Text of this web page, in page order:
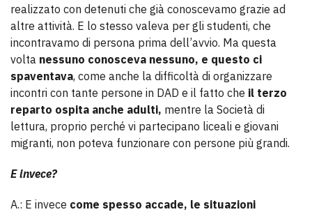
realizzato con detenuti che già conoscevamo grazie ad
altre attività. E lo stesso valeva per gli studenti, che
incontravamo di persona prima dell’avvio. Ma questa
volta nessuno conosceva nessuno, e questo ci
spaventava, come anche la difficoltà di organizzare
incontri con tante persone in DAD e il fatto che il terzo
reparto ospita anche adulti, mentre la Società di
lettura, proprio perché vi partecipano liceali e giovani
migranti, non poteva funzionare con persone più grandi.
E invece?
A.: E invece come spesso accade, le situazioni